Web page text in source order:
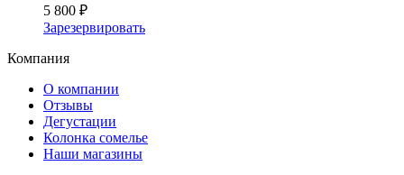
5 800 ₽
Зарезервировать
Компания
О компании
Отзывы
Дегустации
Колонка сомелье
Наши магазины